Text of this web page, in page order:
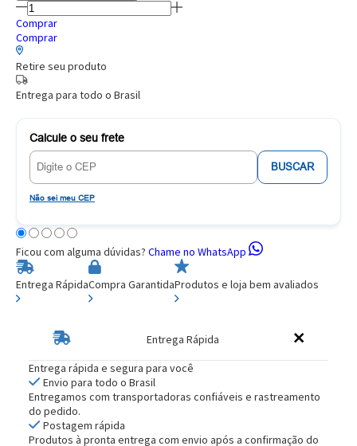
Comprar
Comprar
Retire seu produto
Entrega para todo o Brasil
Calcule o seu frete
BUSCAR
Não sei meu CEP
Ficou com alguma dúvidas? Chame no WhatsApp
Entrega RápidaCompra GarantidaProdutos e loja bem avaliados
Entrega Rápida
Entrega rápida e segura para você
Envio para todo o Brasil
Entregamos com transportadoras confiáveis e rastreamento
do pedido.
Postagem rápida
Produtos à pronta entrega com envio após a confirmação do